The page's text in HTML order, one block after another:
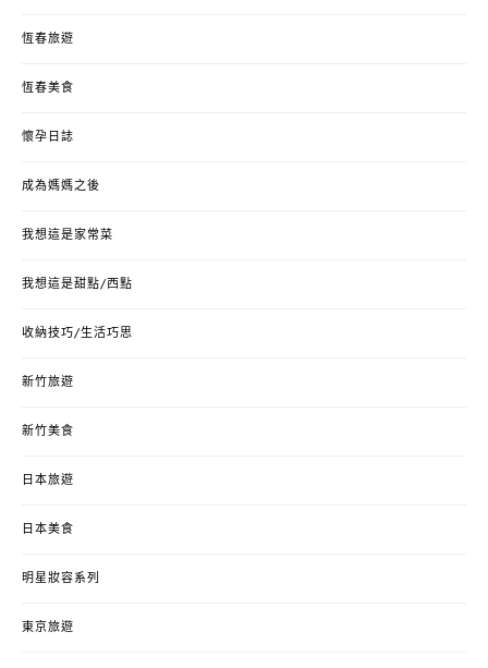
恆春旅遊
恆春美食
懷孕日誌
成為媽媽之後
我想這是家常菜
我想這是甜點/西點
收納技巧/生活巧思
新竹旅遊
新竹美食
日本旅遊
日本美食
明星妝容系列
東京旅遊